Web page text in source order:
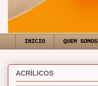
INICIO QUEM SOMOS
ACRÍLICOS